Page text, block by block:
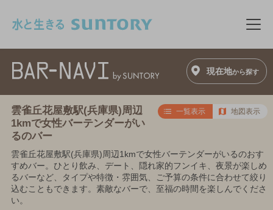
メ
現在地から探す
雲雀丘花屋敷駅(兵庫県)周辺
1kmで女性バーテンダーがい
るのバー
一覧表示 地図表示
雲雀丘花屋敷駅(兵庫県)周辺1kmで女性バーテンダーがいるのおす
すめバー。ひとり飲み、デート、隠れ家的フンイキ、夜景が楽しめ
るバーなど、タイプや特徴・雰囲気、ご予算の条件に合わせて絞り
込むこともできます。素敵なバーで、至福の時間を楽しんでくださ
い。